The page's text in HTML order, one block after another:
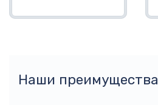
Наши преимущества